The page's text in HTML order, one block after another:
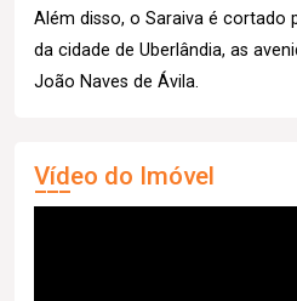
Além disso, o Saraiva é cortado
da cidade de Uberlândia, as
João Naves de Ávila.
Vídeo do Imóvel